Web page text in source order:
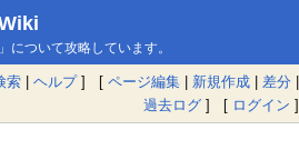
について攻略しています。
索 | ヘルプ] [ ページ編集 | 新規作成 | 差分 |
過去ログ ] [ ログイン ]